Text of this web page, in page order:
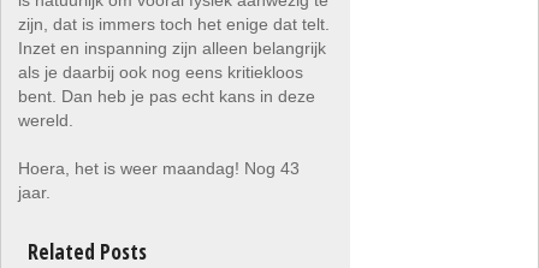
zijn, dat is immers toch het enige dat telt.
Inzet en inspanning zijn alleen belangrijk
als je daarbij ook nog eens kritiekloos
bent. Dan heb je pas echt kans in deze
wereld.
Hoera, het is weer maandag! Nog 43
jaar.
Related Posts